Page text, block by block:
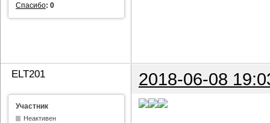
Спасибо: 0
ELT201 2018-06-08
Участник
Неактивен